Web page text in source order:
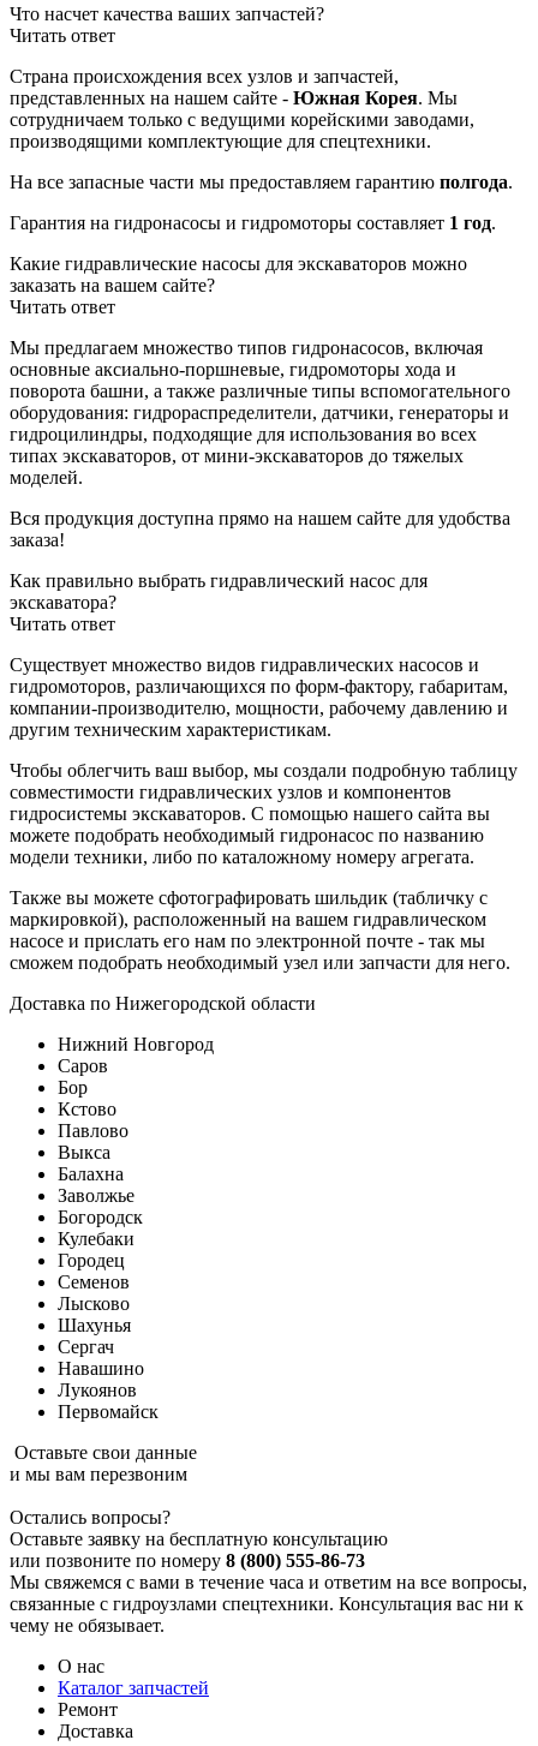
Что насчет качества ваших запчастей?
Читать ответ
Страна происхождения всех узлов и запчастей,
представленных на нашем сайте - Южная Корея. Мы
сотрудничаем только с ведущими корейскими заводами,
производящими комплектующие для спецтехники.
На все запасные части мы предоставляем гарантию полгода.
Гарантия на гидронасосы и гидромоторы составляет 1 год.
Какие гидравлические насосы для экскаваторов можно
заказать на вашем сайте?
Читать ответ
Мы предлагаем множество типов гидронасосов, включая
основные аксиально-поршневые, гидромоторы хода и
поворота башни, а также различные типы вспомогательного
оборудования: гидрораспределители, датчики, генераторы и
гидроцилиндры, подходящие для использования во всех
типах экскаваторов, от мини-экскаваторов до тяжелых
моделей.
Вся продукция доступна прямо на нашем сайте для удобства
заказа!
Как правильно выбрать гидравлический насос для
экскаватора?
Читать ответ
Существует множество видов гидравлических насосов и
гидромоторов, различающихся по форм-фактору, габаритам,
компании-производителю, мощности, рабочему давлению и
другим техническим характеристикам.
Чтобы облегчить ваш выбор, мы создали подробную таблицу
совместимости гидравлических узлов и компонентов
гидросистемы экскаваторов. С помощью нашего сайта вы
можете подобрать необходимый гидронасос по названию
модели техники, либо по каталожному номеру агрегата.
Также вы можете сфотографировать шильдик (табличку с
маркировкой), расположенный на вашем гидравлическом
насосе и прислать его нам по электронной почте - так мы
сможем подобрать необходимый узел или запчасти для него.
Доставка по Нижегородской области
Нижний Новгород
Саров
Бор
Кстово
Павлово
Выкса
Балахна
Заволжье
Богородск
Кулебаки
Городец
Семенов
Лысково
Шахунья
Сергач
Навашино
Лукоянов
Первомайск
Оставьте свои данные
и мы вам перезвоним
Остались вопросы?
Оставьте заявку на бесплатную консультацию
или позвоните по номеру 8 (800) 555-86-73
Мы свяжемся с вами в течение часа и ответим на все вопросы,
связанные с гидроузлами спецтехники. Консультация вас ни к
чему не обязывает.
О нас
Каталог запчастей
Ремонт
Доставка